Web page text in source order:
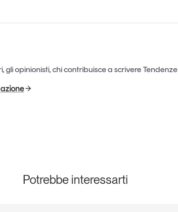
gli opinionisti, chi contribuisce a scrivere Tendenze
Potrebbe interessarti